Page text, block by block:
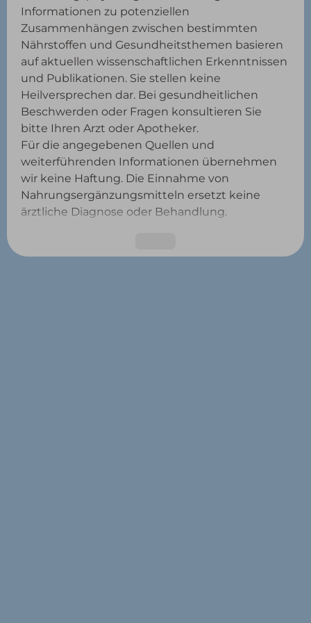
Informationen zu potenziellen
Zusammenhängen zwischen bestimmten
Nährstoffen und Gesundheitsthemen basieren
auf aktuellen wissenschaftlichen Erkenntnissen
und Publikationen. Sie stellen keine
Heilversprechen dar. Bei gesundheitlichen
Beschwerden oder Fragen konsultieren Sie
bitte Ihren Arzt oder Apotheker.
Für die angegebenen Quellen und
weiterführenden Informationen übernehmen
wir keine Haftung. Die Einnahme von
Nahrungsergänzungsmitteln ersetzt keine
ärztliche Diagnose oder Behandlung.